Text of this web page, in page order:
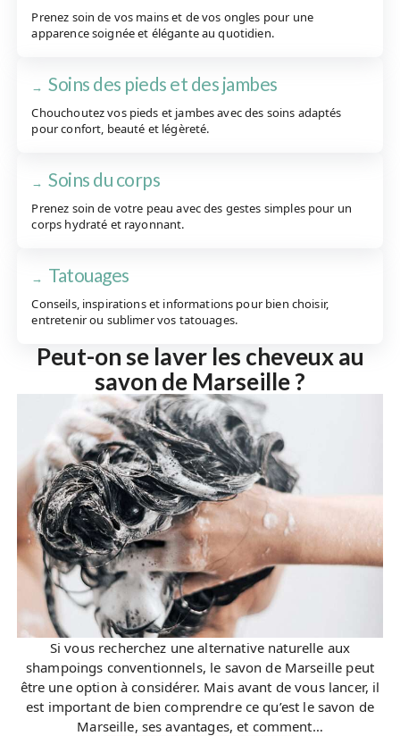
Prenez soin de vos mains et de vos ongles pour une
apparence soignée et élégante au quotidien.
Soins des pieds et des jambes
Chouchoutez vos pieds et jambes avec des soins adaptés
pour confort, beauté et légèreté.
Soins du corps
Prenez soin de votre peau avec des gestes simples pour un
corps hydraté et rayonnant.
Tatouages
Conseils, inspirations et informations pour bien choisir,
entretenir ou sublimer vos tatouages.
Peut-on se laver les cheveux au
savon de Marseille ?
Si vous recherchez une alternative naturelle aux
shampoings conventionnels, le savon de Marseille peut
être une option à considérer. Mais avant de vous lancer, il
est important de bien comprendre ce qu’est le savon de
Marseille, ses avantages, et comment…